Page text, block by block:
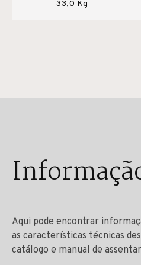
33,0 Kg
Aqui pode encontrar
as características técnicas
catálogo e manual de